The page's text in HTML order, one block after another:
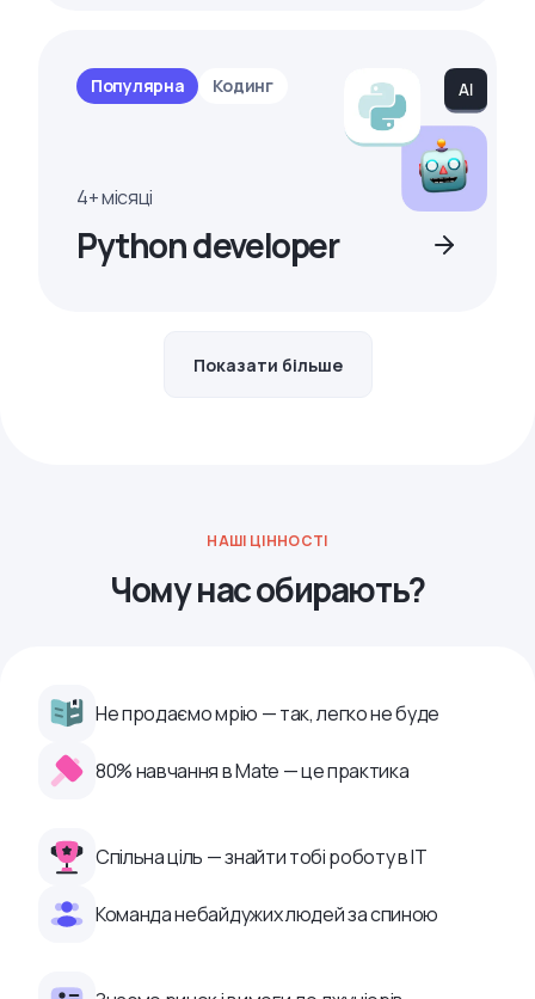
Популярна Кодинг
4+ місяці
Python developer
Показати більше
НАШІ ЦІННОСТІ
Чому нас обирають?
Не продаємо мрію — так, легко не буде
80% навчання в Mate — це практика
Спільна ціль — знайти тобі роботу в ІТ
Команда небайдужих людей за спиною